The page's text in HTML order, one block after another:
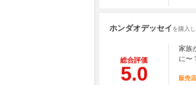
ホンダオデッセイ を購入
総合評価
5.0
家族
に〜
販売